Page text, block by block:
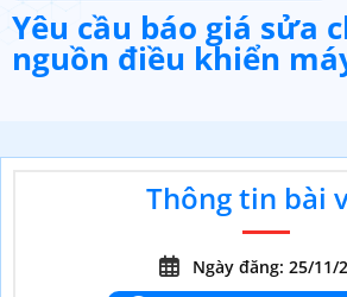
Yêu cầu báo giá sửa
nguồn điều khiển
Thông tin bài
Ngày đăng: 25/11/